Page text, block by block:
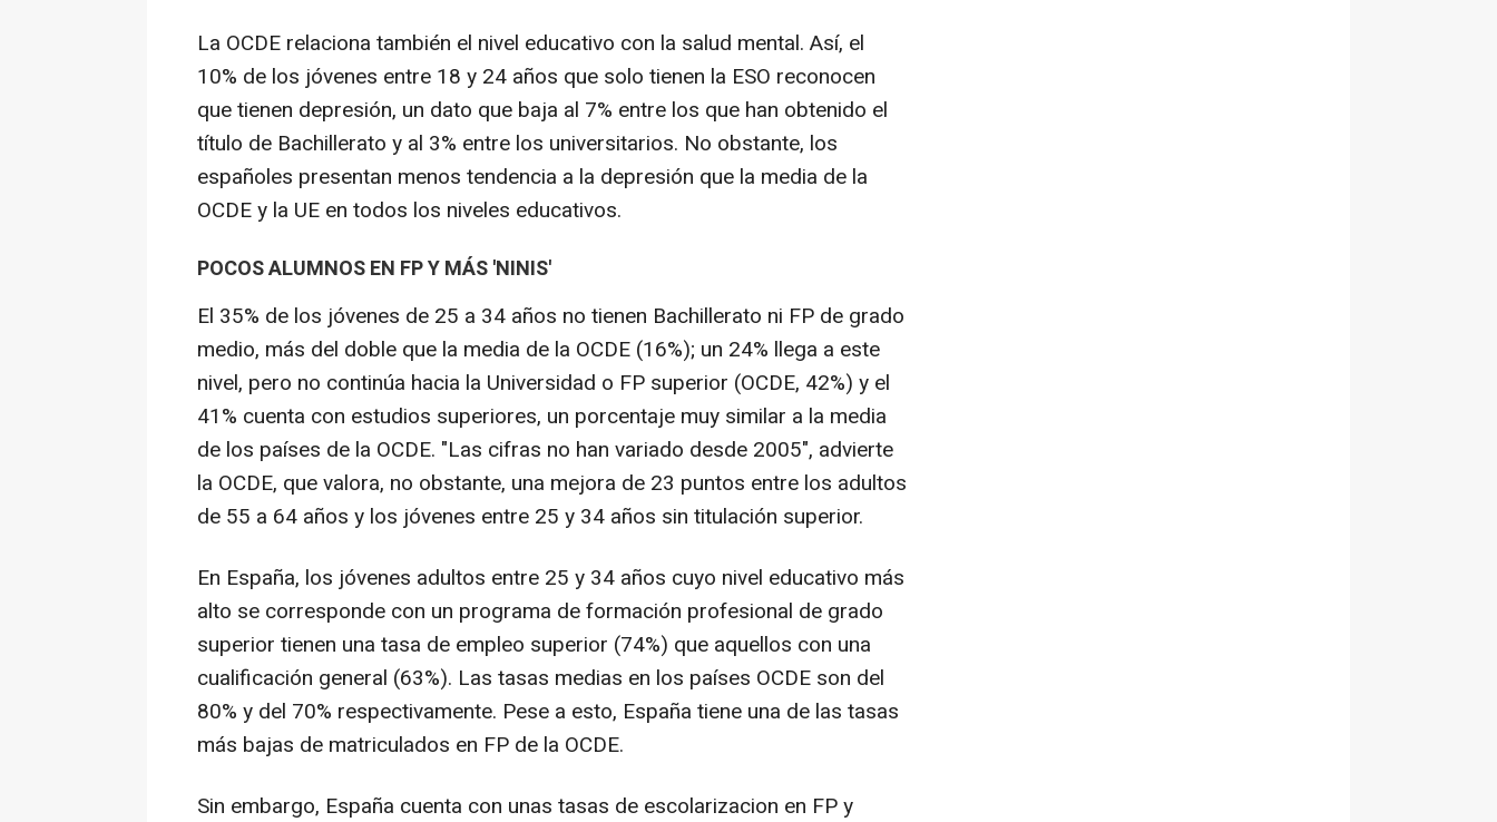
La OCDE relaciona también el nivel educativo con la salud mental. Así, el
10% de los jóvenes entre 18 y 24 años que solo tienen la ESO reconocen
que tienen depresión, un dato que baja al 7% entre los que han obtenido el
título de Bachillerato y al 3% entre los universitarios. No obstante, los
españoles presentan menos tendencia a la depresión que la media de la
OCDE y la UE en todos los niveles educativos.
POCOS ALUMNOS EN FP Y MÁS 'NINIS'
El 35% de los jóvenes de 25 a 34 años no tienen Bachillerato ni FP de grado
medio, más del doble que la media de la OCDE (16%); un 24% llega a este
nivel, pero no continúa hacia la Universidad o FP superior (OCDE, 42%) y el
41% cuenta con estudios superiores, un porcentaje muy similar a la media
de los países de la OCDE. "Las cifras no han variado desde 2005", advierte
la OCDE, que valora, no obstante, una mejora de 23 puntos entre los adultos
de 55 a 64 años y los jóvenes entre 25 y 34 años sin titulación superior.
En España, los jóvenes adultos entre 25 y 34 años cuyo nivel educativo más
alto se corresponde con un programa de formación profesional de grado
superior tienen una tasa de empleo superior (74%) que aquellos con una
cualificación general (63%). Las tasas medias en los países OCDE son del
80% y del 70% respectivamente. Pese a esto, España tiene una de las tasas
más bajas de matriculados en FP de la OCDE.
Sin embargo, España cuenta con unas tasas de escolarizacion en FP y